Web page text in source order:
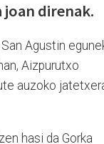
joan direnak.
Agustin
Aizpurutxo
auzoko
hasi da Gorka